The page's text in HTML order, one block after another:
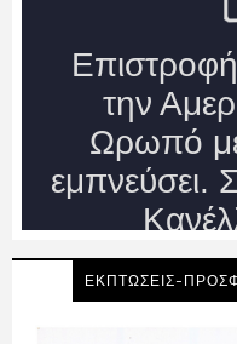
ΕΚΠΤΩΣΕΙΣ-